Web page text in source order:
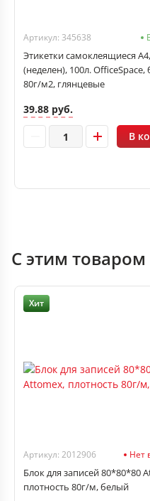
Артикул: 345638
Этикетки самоклеящиеся
(неделен), 100л. OfficeSpace,
80г/м2, глянцевые
39.88 руб.
В
С этим
Хит
Артикул: 2012906 Нет
Блок для записей 80*80*80
плотность 80г/м, белый